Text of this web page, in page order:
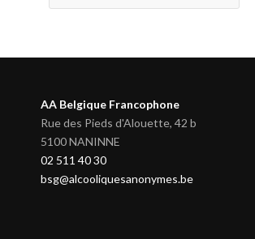
AA Belgique Francophone
Rue des Pieds d'Alouette, 42 b
5100 NANINNE
02 511 40 30
bsg@alcooliquesanonymes.be